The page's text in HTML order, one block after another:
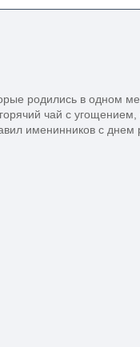
родились в одном
чай с угощением,
именинников с